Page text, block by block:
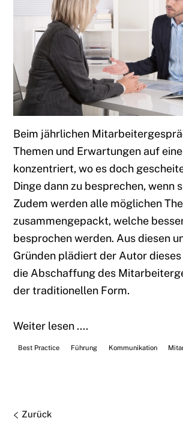
Beim jährlichen
Themen und Erwartungen auf
konzentriert, wo es doch
Dinge dann zu besprechen, wenn
Zudem werden alle möglichen
zusammengepackt, welche
besprochen werden. Aus diesen
Gründen plädiert der Autor
die Abschaffung des
der traditionellen Form.
Weiter lesen ....
Best Practice Führung Kommunikation
Zurück